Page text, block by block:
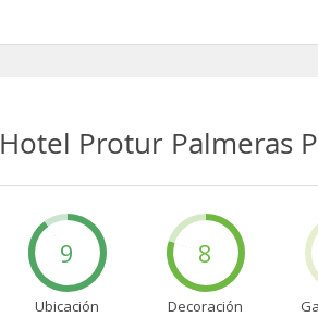
Hotel Protur Palmeras
9
Ubicación
8
Decoración